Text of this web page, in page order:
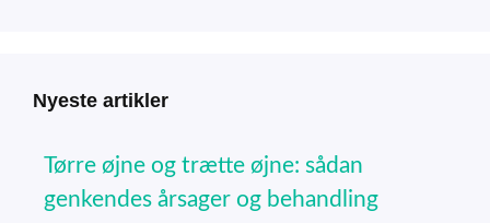
Nyeste artikler
Tørre øjne og trætte øjne: sådan
genkendes årsager og behandling